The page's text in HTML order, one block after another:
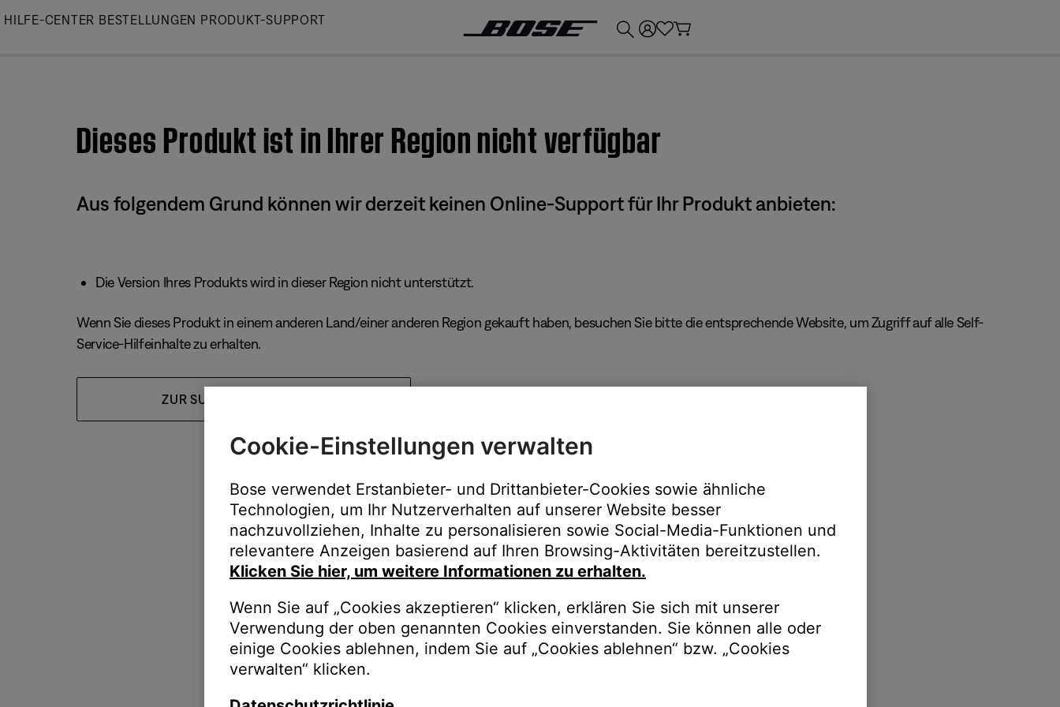
Skip
HILFE-CENTER BESTELLUNGEN PRODUKT-SUPPORT
Dieses Produkt ist in Ihrer Region nicht verfügbar
Aus folgendem Grund können wir derzeit keinen Online-Support für Ihr Produkt anbieten:
Die Version Ihres Produkts wird in dieser Region nicht unterstützt.
Wenn Sie dieses Produkt in einem anderen Land/einer anderen Region gekauft haben, besuchen Sie bitte die entsprechende Website, um Zugriff auf alle Self-
Service-Hilfeinhalte zu erhalten.
ZUR SUPPORT-HOMEPAGE
Cookie-Einstellungen verwalten
Bose verwendet Erstanbieter- und Drittanbieter-Cookies sowie ähnliche
Technologien, um Ihr Nutzerverhalten auf unserer Website besser
nachzuvollziehen, Inhalte zu personalisieren sowie Social-Media-Funktionen und
relevantere Anzeigen basierend auf Ihren Browsing-Aktivitäten bereitzustellen.
Klicken Sie hier, um weitere Informationen zu erhalten.
Wenn Sie auf „Cookies akzeptieren“ klicken, erklären Sie sich mit unserer
Verwendung der oben genannten Cookies einverstanden. Sie können alle oder
einige Cookies ablehnen, indem Sie auf „Cookies ablehnen“ bzw. „Cookies
verwalten“ klicken.